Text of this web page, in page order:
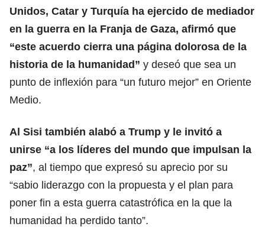
Unidos, Catar y Turquía ha ejercido de mediador
en la guerra en la Franja de Gaza, afirmó que
“este acuerdo cierra una página dolorosa de la
historia de la humanidad” y deseó que sea un
punto de inflexión para “un futuro mejor” en Oriente
Medio.
Al Sisi también alabó a Trump y le invitó a
unirse “a los líderes del mundo que impulsan la
paz”, al tiempo que expresó su aprecio por su
“sabio liderazgo con la propuesta y el plan para
poner fin a esta guerra catastrófica en la que la
humanidad ha perdido tanto”.